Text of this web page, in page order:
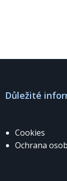
Důležité
Cookies
Ochrana